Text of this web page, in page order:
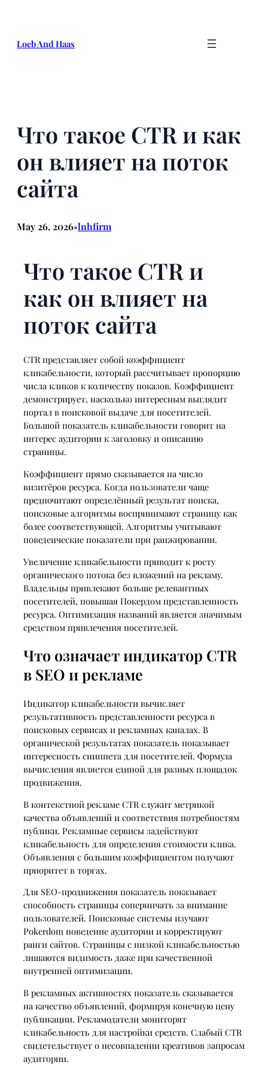
content
Loeb And Haas
Что такое CTR и как
он влияет на поток
сайта
May 26, 2026•lnhfirm
Что такое CTR и
как он влияет на
поток сайта
CTR представляет собой коэффициент
кликабельности, который рассчитывает пропорцию
числа кликов к количеству показов. Коэффициент
демонстрирует, насколько интересным выглядит
портал в поисковой выдаче для посетителей.
Большой показатель кликабельности говорит на
интерес аудитории к заголовку и описанию
страницы.
Коэффициент прямо сказывается на число
визитёров ресурса. Когда пользователи чаще
предпочитают определённый результат поиска,
поисковые алгоритмы воспринимают страницу как
более соответствующей. Алгоритмы учитывают
поведенческие показатели при ранжировании.
Увеличение кликабельности приводит к росту
органического потока без вложений на рекламу.
Владельцы привлекают больше релевантных
посетителей, повышая Покердом представленность
ресурса. Оптимизация названий является значимым
средством привлечения посетителей.
Что означает индикатор CTR
в SEO и рекламе
Индикатор кликабельности вычисляет
результативность представленности ресурса в
поисковых сервисах и рекламных каналах. В
органической результатах показатель показывает
интересность сниппета для посетителей. Формула
вычисления является единой для разных площадок
продвижения.
В контекстной рекламе CTR служит метрикой
качества объявлений и соответствия потребностям
публики. Рекламные сервисы задействуют
кликабельность для определения стоимости клика.
Объявления с большим коэффициентом получают
приоритет в торгах.
Для SEO-продвижения показатель показывает
способность страницы соперничать за внимание
пользователей. Поисковые системы изучают
Pokerdom поведение аудитории и корректируют
ранги сайтов. Страницы с низкой кликабельностью
лишаются видимость даже при качественной
внутренней оптимизации.
В рекламных активностях показатель сказывается
на качество объявлений, формируя конечную цену
публикации. Рекламодатели мониторят
кликабельность для настройки средств. Слабый CTR
свидетельствует о несовпадении креативов запросам
аудитории.